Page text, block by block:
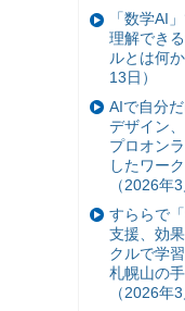
「数学AI
理解でき
ルとは何
13日）
AIで自分
デザイン
プロオン
したワー
（2026年
すららで
支援、効
クルで学
札幌山の
（2026年